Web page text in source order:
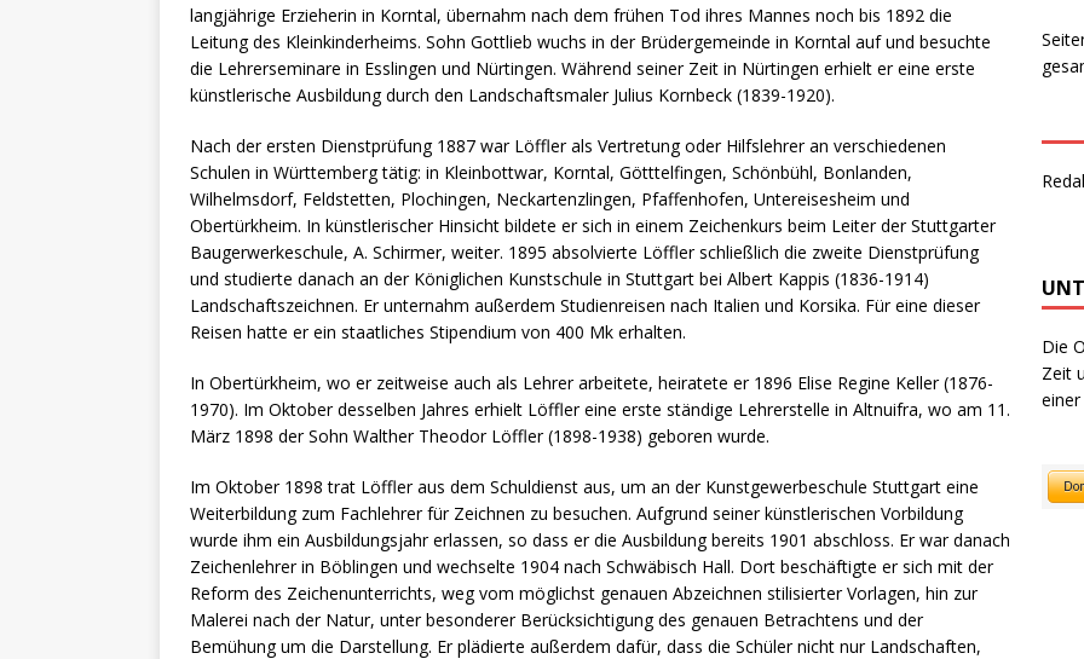
langjährige Erzieherin in Korntal, übernahm nach dem frühen Tod ihres Mannes noch bis 1892 die
Leitung des Kleinkinderheims. Sohn Gottlieb wuchs in der Brüdergemeinde in Korntal auf und besuchte
die Lehrerseminare in Esslingen und Nürtingen. Während seiner Zeit in Nürtingen erhielt er eine erste
künstlerische Ausbildung durch den Landschaftsmaler Julius Kornbeck (1839-1920).
Nach der ersten Dienstprüfung 1887 war Löffler als Vertretung oder Hilfslehrer an verschiedenen
Schulen in Württemberg tätig: in Kleinbottwar, Korntal, Götttelfingen, Schönbühl, Bonlanden,
Wilhelmsdorf, Feldstetten, Plochingen, Neckartenzlingen, Pfaffenhofen, Untereisesheim und
Obertürkheim. In künstlerischer Hinsicht bildete er sich in einem Zeichenkurs beim Leiter der Stuttgarter
Baugerwerkeschule, A. Schirmer, weiter. 1895 absolvierte Löffler schließlich die zweite Dienstprüfung
und studierte danach an der Königlichen Kunstschule in Stuttgart bei Albert Kappis (1836-1914)
Landschaftszeichnen. Er unternahm außerdem Studienreisen nach Italien und Korsika. Für eine dieser
Reisen hatte er ein staatliches Stipendium von 400 Mk erhalten.
In Obertürkheim, wo er zeitweise auch als Lehrer arbeitete, heiratete er 1896 Elise Regine Keller (1876-
1970). Im Oktober desselben Jahres erhielt Löffler eine erste ständige Lehrerstelle in Altnuifra, wo am 11.
März 1898 der Sohn Walther Theodor Löffler (1898-1938) geboren wurde.
Im Oktober 1898 trat Löffler aus dem Schuldienst aus, um an der Kunstgewerbeschule Stuttgart eine
Weiterbildung zum Fachlehrer für Zeichnen zu besuchen. Aufgrund seiner künstlerischen Vorbildung
wurde ihm ein Ausbildungsjahr erlassen, so dass er die Ausbildung bereits 1901 abschloss. Er war danach
Zeichenlehrer in Böblingen und wechselte 1904 nach Schwäbisch Hall. Dort beschäftigte er sich mit der
Reform des Zeichenunterrichts, weg vom möglichst genauen Abzeichnen stilisierter Vorlagen, hin zur
Malerei nach der Natur, unter besonderer Berücksichtigung des genauen Betrachtens und der
Bemühung um die Darstellung. Er plädierte außerdem dafür, dass die Schüler nicht nur Landschaften,
Die
Zeit
einer